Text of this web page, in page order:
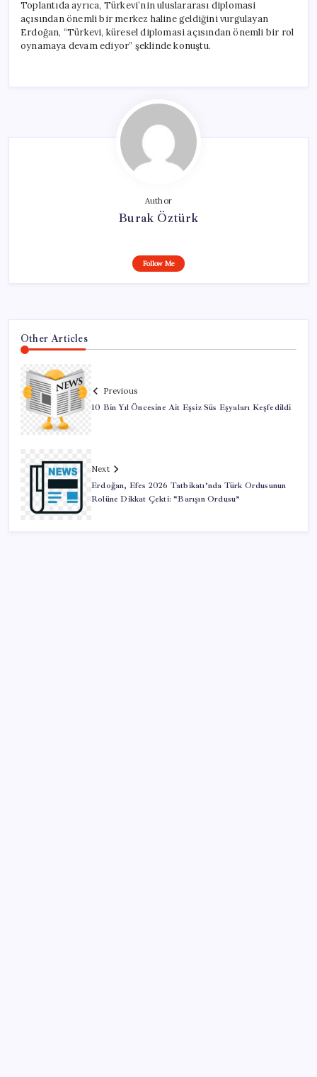
Toplantıda ayrıca, Türkevi’nin uluslararası diplomasi
açısından önemli bir merkez haline geldiğini vurgulayan
Erdoğan, “Türkevi, küresel diplomasi açısından önemli bir rol
oynamaya devam ediyor” şeklinde konuştu.
Author
Burak Öztürk
Follow Me
Other Articles
Previous
10 Bin Yıl Öncesine Ait Eşsiz Süs Eşyaları Keşfedildi
Next
Erdoğan, Efes 2026 Tatbikatı’nda Türk Ordusunun
Rolüne Dikkat Çekti: “Barışın Ordusu”